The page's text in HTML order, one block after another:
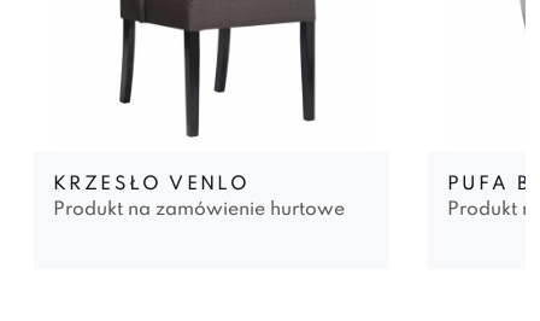
KRZESŁO VENLO
Produkt na zamówienie hurtowe
PUFA
Produkt